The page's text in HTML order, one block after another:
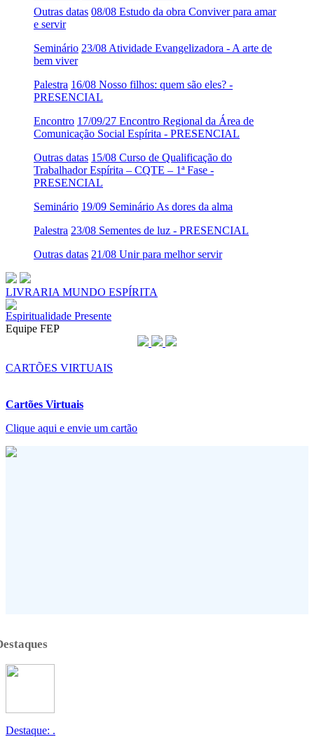
Outras datas 08/08 Estudo da obra Conviver para amar
e servir
Seminário 23/08 Atividade Evangelizadora - A arte de
bem viver
Palestra 16/08 Nosso filhos: quem são eles? -
PRESENCIAL
Encontro 17/09/27 Encontro Regional da Área de
Comunicação Social Espírita - PRESENCIAL
Outras datas 15/08 Curso de Qualificação do
Trabalhador Espírita – CQTE – 1ª Fase -
PRESENCIAL
Seminário 19/09 Seminário As dores da alma
Palestra 23/08 Sementes de luz - PRESENCIAL
Outras datas 21/08 Unir para melhor servir
LIVRARIA MUNDO ESPÍRITA
Espiritualidade Presente
Equipe FEP
CARTÕES VIRTUAIS
Cartões Virtuais
Clique aqui e envie um cartão
Destaque: .